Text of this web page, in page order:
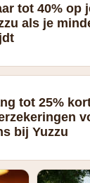
tot 40% op
als je
tot 25%
bij Yuzzu
voertuig op de